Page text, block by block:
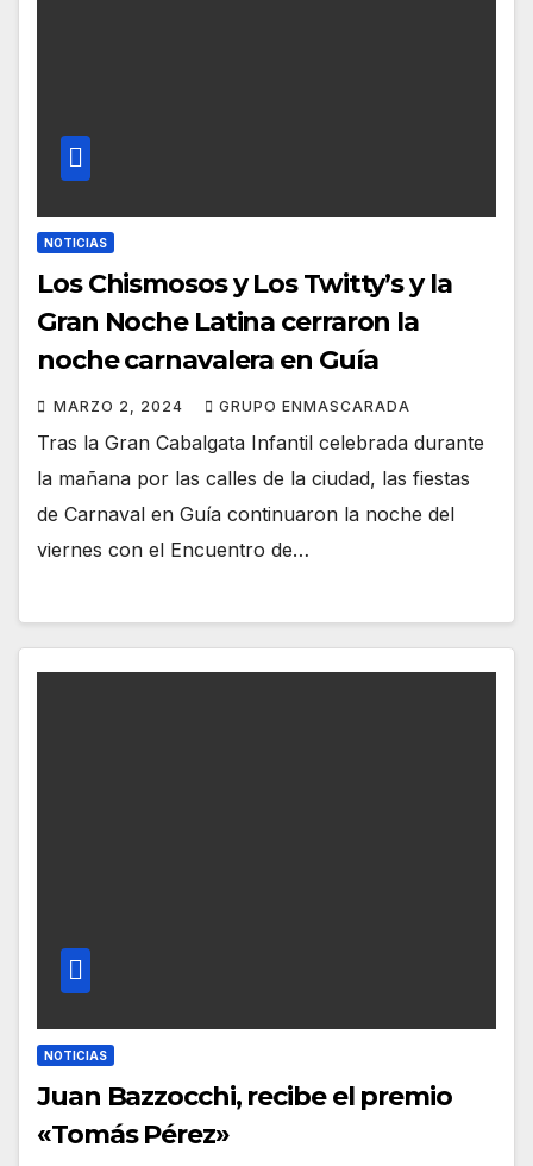
NOTICIAS
Los Chismosos y Los Twitty’s y la
Gran Noche Latina cerraron la
noche carnavalera en Guía
MARZO 2, 2024 GRUPO ENMASCARADA
Tras la Gran Cabalgata Infantil celebrada durante
la mañana por las calles de la ciudad, las fiestas
de Carnaval en Guía continuaron la noche del
viernes con el Encuentro de…
NOTICIAS
Juan Bazzocchi, recibe el premio
«Tomás Pérez»